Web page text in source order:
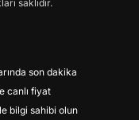
saklıdır.
son dakika
canlı fiyat
bilgi sahibi olun